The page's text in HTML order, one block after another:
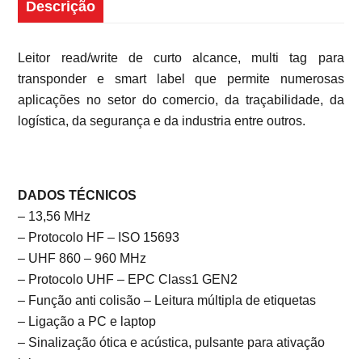
Descrição
Leitor read/write de curto alcance, multi tag para
transponder e smart label que permite numerosas
aplicações no setor do comercio, da traçabilidade, da
logística, da segurança e da industria entre outros.
DADOS TÉCNICOS
– 13,56 MHz
– Protocolo HF – ISO 15693
– UHF 860 – 960 MHz
– Protocolo UHF – EPC Class1 GEN2
– Função anti colisão – Leitura múltipla de etiquetas
– Ligação a PC e laptop
– Sinalização ótica e acústica, pulsante para ativação